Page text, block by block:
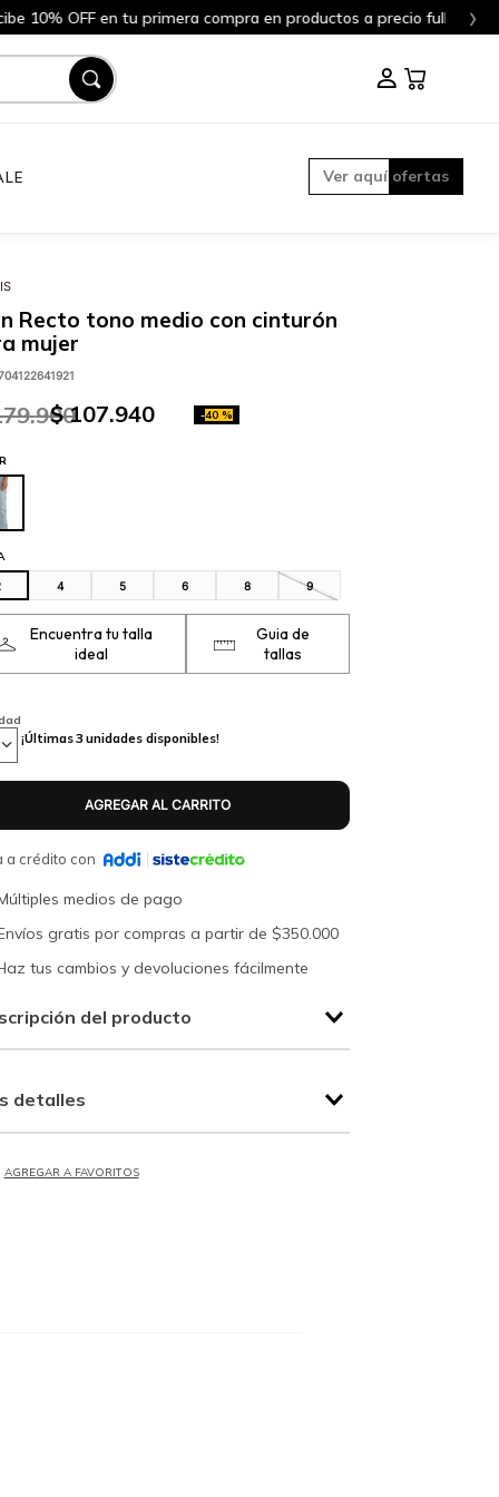
Aquí ›
Ver aquí ofertas
Recto tono medio con cinturón
mujer
.900
$ 107.940 -40 %
4 5 6 8 9
Encuentra tu talla
ideal
Guia de
tallas
¡Últimas3 unidades disponibles!
a crédito con
medios de pago
gratis por compras a partir de $350.000
tus cambios y devoluciones fácilmente
del producto
detalles